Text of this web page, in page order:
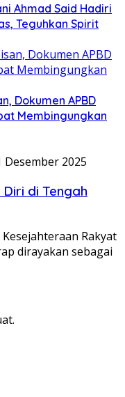
Ahmad Said Hadiri
Teguhkan Spirit
Dokumen APBD
Membingungkan
Desember 2025
di Tengah
Rakyat
dirayakan sebagai